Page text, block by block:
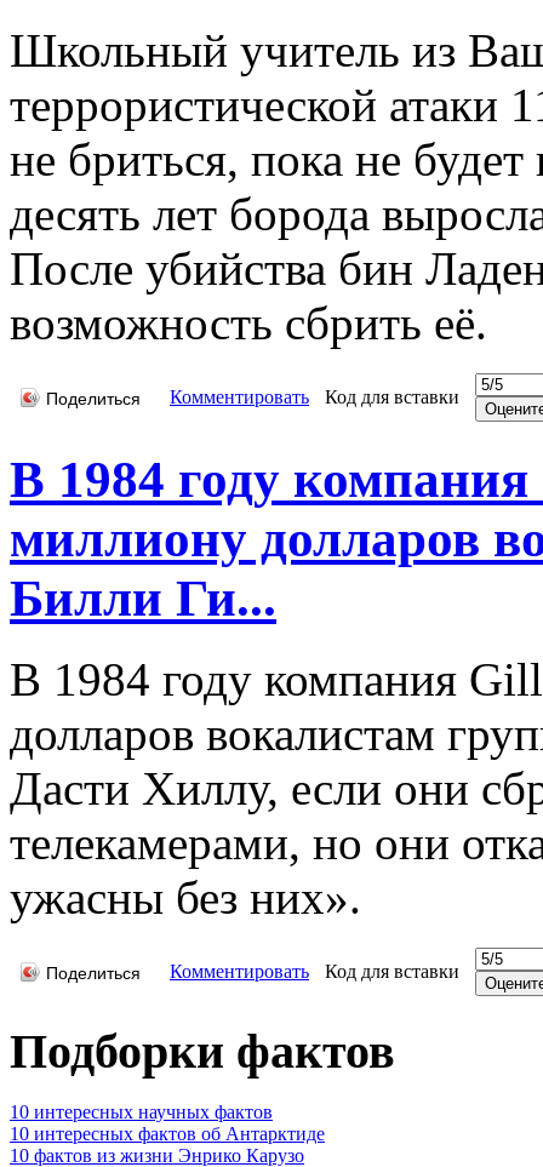
Школьный учитель из
террористической атаки
не бриться, пока не
десять лет борода
После убийства бин
возможность сбрить её.
Поделиться Комментировать Код для вставки
В 1984 году
миллиону долларов
Билли Ги...
В 1984 году компания
долларов вокалистам
Дасти Хиллу, если они
телекамерами, но они
ужасны без них».
Поделиться Комментировать Код для вставки
Подборки фактов
10 интересных научных фактов
10 интересных фактов об Антарктиде
10 фактов из жизни Энрико Карузо